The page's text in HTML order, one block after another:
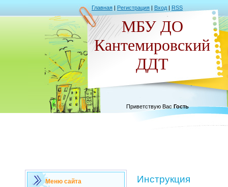
Главная | Регистрация | Вход | RSS
МБУ ДО
Кантемировский
ДДТ
Приветствую Вас Гость
Меню сайта
Инструкция